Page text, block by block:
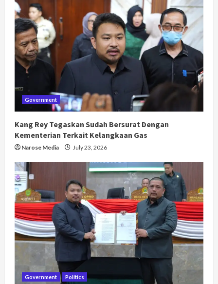
Government
Kang Rey Tegaskan Sudah Bersurat Dengan
Kementerian Terkait Kelangkaan Gas
Narose Media July 23, 2026
Government Politics